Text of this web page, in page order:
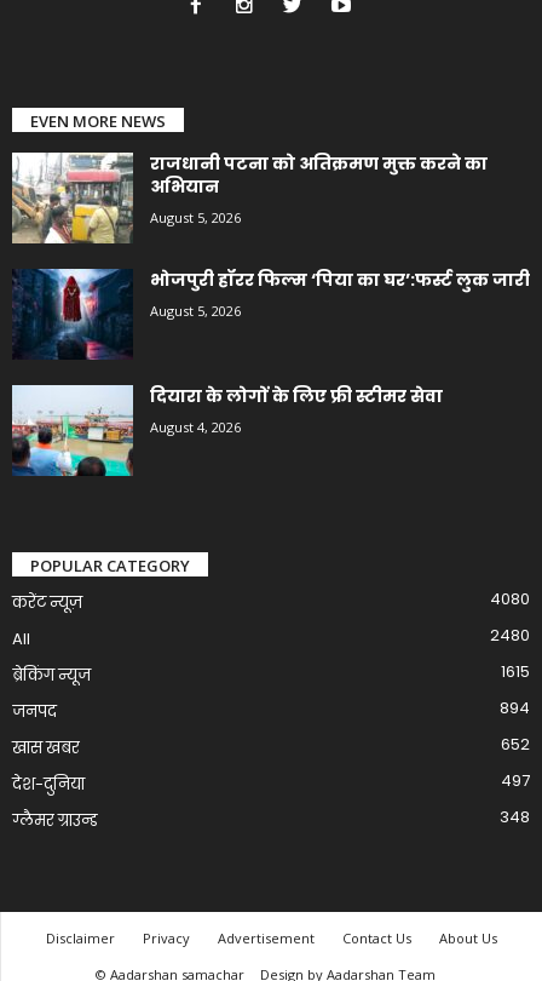
EVEN MORE NEWS
राजधानी पटना को अतिक्रमण मुक्त करने का
अभियान
August 5, 2026
भोजपुरी हॉरर फिल्म ‘पिया का घर’:फर्स्ट लुक जारी
August 5, 2026
दियारा के लोगों के लिए फ्री स्टीमर सेवा
August 4, 2026
POPULAR CATEGORY
करेंट न्यूज़
4080
All
2480
ब्रेकिंग न्यूज
1615
जनपद
894
खास खबर
652
देश-दुनिया
497
ग्लैमर ग्राउन्ड
348
Disclaimer Privacy Advertisement Contact Us
About Us
© Aadarshan samachar
Design by Aadarshan Team